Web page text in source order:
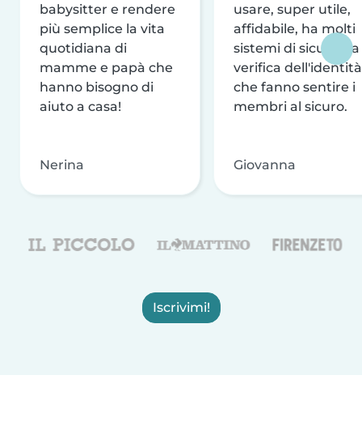
babysitter e rendere
più semplice la vita
quotidiana di
mamme e papà che
hanno bisogno di
aiuto a casa!
Nerina
usare, super utile,
affidabile, ha molti
sistemi di sicurezza
verifica dell'identità
che fanno sentire i
membri al sicuro.
Giovanna
Iscrivimi!